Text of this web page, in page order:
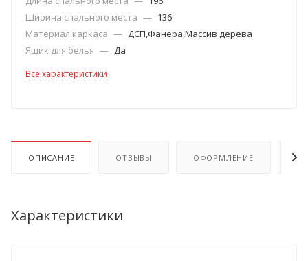
Ширина спального места — 136
Материал каркаса — ДСП,Фанера,Массив дерева
Ящик для белья — Да
Все характеристики
ОПИСАНИЕ ОТЗЫВЫ ОФОРМЛЕНИЕ
Характеристики